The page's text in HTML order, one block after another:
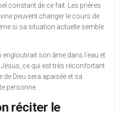
constant de ce fait. Les prières
peuvent changer le cours de
si sa situation actuelle semble
engloutirait son âme dans l’eau et
ce qui est très réconfortant
Dieu sera apaisée et sa
personne.
réciter le